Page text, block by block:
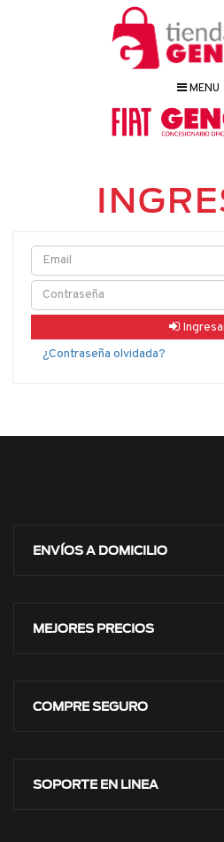
MENU
¿Contraseña olvidada?
ENVÍOS A DOMICILIO
MEJORES PRECIOS
COMPRE SEGURO
SOPORTE EN LINEA